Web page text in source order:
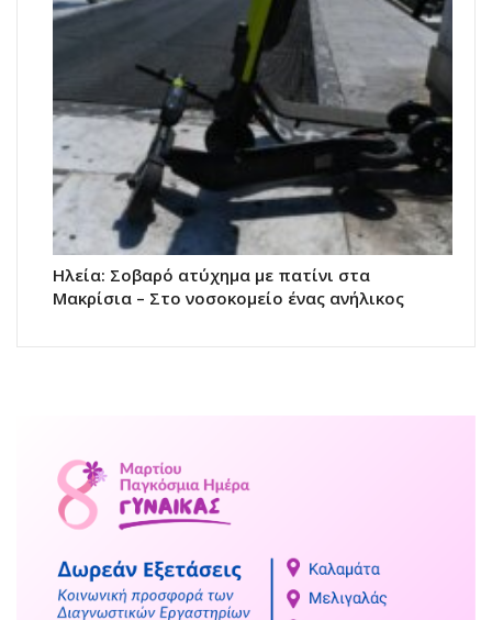
Ηλεία: Σοβαρό ατύχημα με πατίνι στα
Μακρίσια – Στο νοσοκομείο ένας ανήλικος